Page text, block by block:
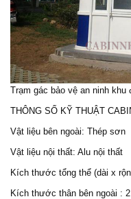
Trạm gác bảo vệ an ninh khu
THÔNG SỐ KỸ THUẬT
Vật liệu bên ngoài: Thép sơn
Vật liệu nội thất: Alu nội thất
Kích thước tổng thể (dài x
Kích thước thân bên ngoài :